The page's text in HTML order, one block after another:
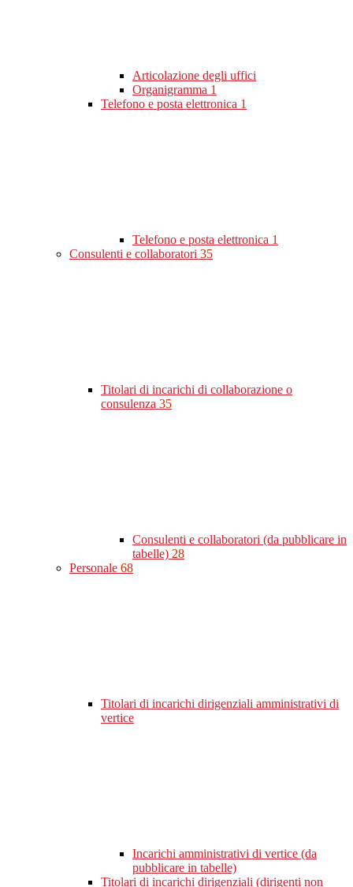
Articolazione degli uffici
Organigramma 1
Telefono e posta elettronica 1
Telefono e posta elettronica 1
Consulenti e collaboratori 35
Titolari di incarichi di collaborazione o
consulenza 35
Consulenti e collaboratori (da pubblicare in
tabelle) 28
Personale 68
Titolari di incarichi dirigenziali amministrativi di
vertice
Incarichi amministrativi di vertice (da
pubblicare in tabelle)
Titolari di incarichi dirigenziali (dirigenti non